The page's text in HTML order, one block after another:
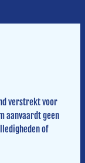
verstrekt voor
aanvaardt geen
of